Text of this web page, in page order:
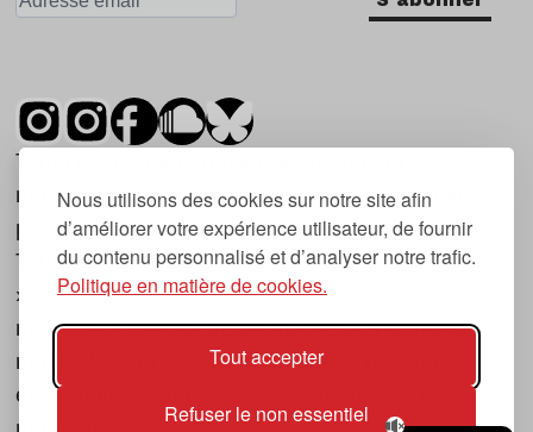
Nous utilisons des cookies sur notre site afin
d’améliorer votre expérience utilisateur, de fournir
du contenu personnalisé et d’analyser notre trafic.
Politique en matière de cookies.
Tout accepter
Refuser le non essentiel
Tsugi est un mensuel indépendant sur la
musique et les nouvelles tendances, dont la
première parution date de 2007.
Tsugi en japonais signifie « prochain », « suivant
», ce qui correspond à la thématique du
magazine, à l’affût des nouvelles tendances
musicales, qu’elles viennent de la musique
électronique, du rock ou du hip hop, et des